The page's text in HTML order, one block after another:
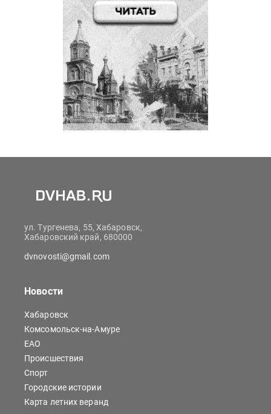
ул. Тургенева, 55, Хабаровск,
Хабаровский край, 680000
dvnovosti@gmail.com
Новости
Хабаровск
Комсомольск-на-Амуре
ЕАО
Происшествия
Спорт
Городские истории
Карта летних веранд